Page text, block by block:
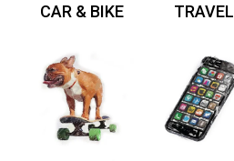
CAR & BIKE TRAVEL